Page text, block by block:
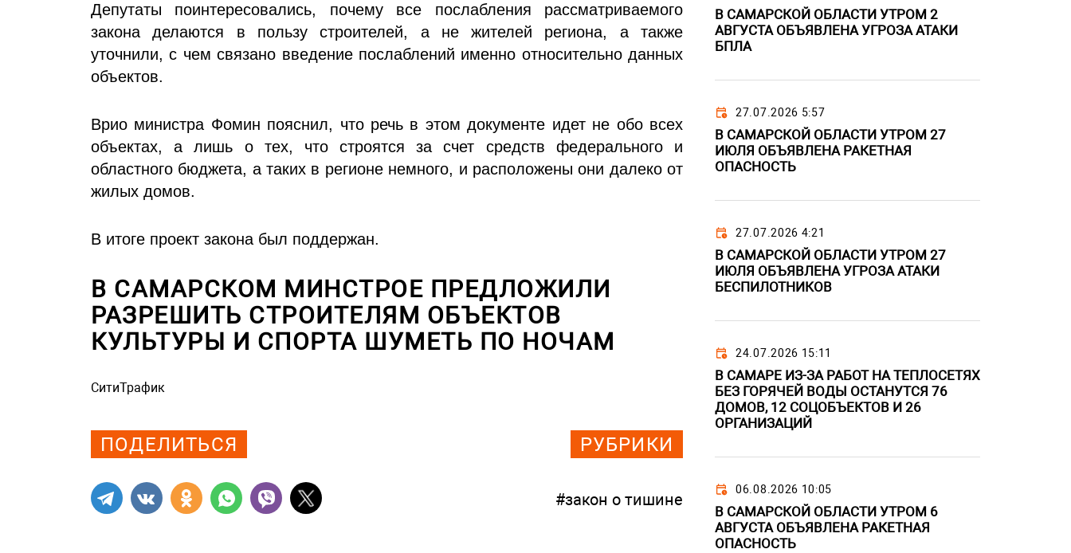
Депутаты поинтересовались, почему все послабления рассматриваемого
закона делаются в пользу строителей, а не жителей региона, а также
уточнили, с чем связано введение послаблений именно относительно данных
объектов.
Врио министра Фомин пояснил, что речь в этом документе идет не обо всех
объектах, а лишь о тех, что строятся за счет средств федерального и
областного бюджета, а таких в регионе немного, и расположены они далеко от
жилых домов.
В итоге проект закона был поддержан.
В САМАРСКОМ МИНСТРОЕ ПРЕДЛОЖИЛИ
РАЗРЕШИТЬ СТРОИТЕЛЯМ ОБЪЕКТОВ
КУЛЬТУРЫ И СПОРТА ШУМЕТЬ ПО НОЧАМ
СитиТрафик
ПОДЕЛИТЬСЯ РУБРИКИ
#закон о тишине
В САМАРСКОЙ ОБЛАСТИ УТРОМ 2
АВГУСТА ОБЪЯВЛЕНА УГРОЗА АТАКИ
БПЛА
27.07.2026 5:57
В САМАРСКОЙ ОБЛАСТИ УТРОМ 27
ИЮЛЯ ОБЪЯВЛЕНА РАКЕТНАЯ
ОПАСНОСТЬ
27.07.2026 4:21
В САМАРСКОЙ ОБЛАСТИ УТРОМ 27
ИЮЛЯ ОБЪЯВЛЕНА УГРОЗА АТАКИ
БЕСПИЛОТНИКОВ
24.07.2026 15:11
В САМАРЕ ИЗ-ЗА РАБОТ НА ТЕПЛОСЕТЯХ
БЕЗ ГОРЯЧЕЙ ВОДЫ ОСТАНУТСЯ 76
ДОМОВ, 12 СОЦОБЪЕКТОВ И 26
ОРГАНИЗАЦИЙ
06.08.2026 10:05
В САМАРСКОЙ ОБЛАСТИ УТРОМ 6
АВГУСТА ОБЪЯВЛЕНА РАКЕТНАЯ
ОПАСНОСТЬ